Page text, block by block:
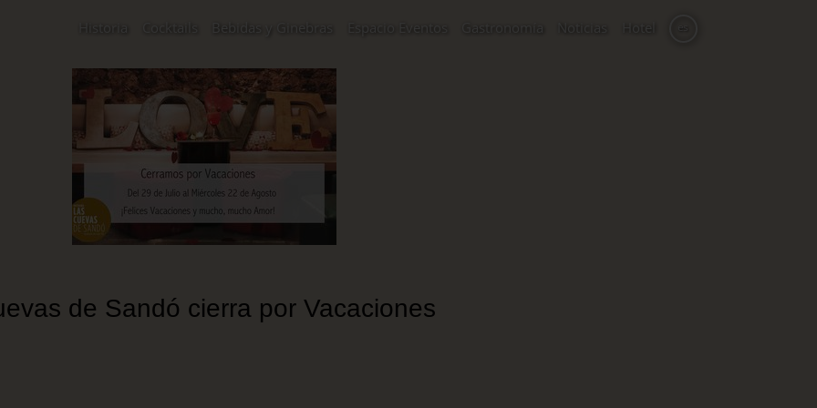
Cocktails Bebidas y Ginebras Espacio Eventos Hotel
de Sandó cierra por Vacaciones